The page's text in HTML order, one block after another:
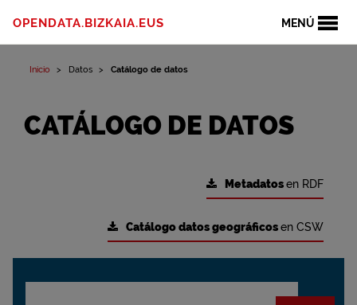
MENÚ
OPENDATA.BIZKAIA.EUS
Inicio Datos Catálogo de datos
CATÁLOGO DE DATOS
Metadatosen RDF
Catálogo datos geográficosen CSW